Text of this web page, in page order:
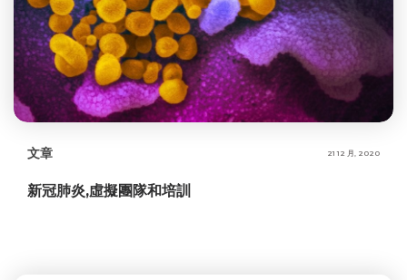
文章 21 12 月, 2020
新冠肺炎,虛擬團隊和培訓